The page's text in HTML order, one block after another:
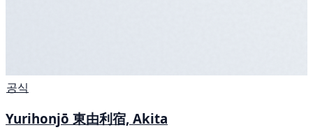
공식
Yurihonjō 東由利宿, Akita